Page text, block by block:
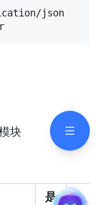
json
块
是